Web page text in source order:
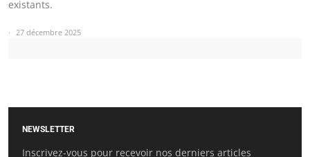
existants.
27 décembre 2025
NEWSLETTER
Inscrivez-vous pour recevoir nos derniers articles